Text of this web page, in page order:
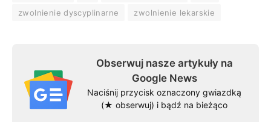
zwolnienie dyscyplinarne
zwolnienie lekarskie
Obserwuj nasze artykuły na
Google News
Naciśnij przycisk oznaczony gwiazdką
(★ obserwuj) i bądź na bieżąco